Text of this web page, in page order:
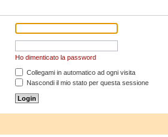
Ho dimenticato la password
Collegami in automatico ad ogni visita
Nascondi il mio stato per questa sessione